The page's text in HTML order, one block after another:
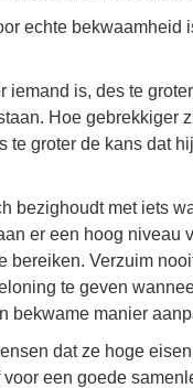
echte bekwaamheid
iemand is, des te
Hoe gebrekkiger
te groter de kans dat
bezighoudt met iets
er een hoog niveau
bereiken. Verzuim
te geven
bekwame manier
dat ze hoge
een goede